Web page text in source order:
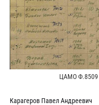
ЦАМО Ф.8509
Карагеров Павел Андреевич